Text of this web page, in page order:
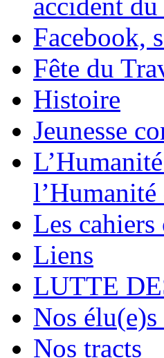
Facebook,
Fête du
Histoire
Jeunesse
l’Humanité
Les
Liens
LUTTE
Nos
Nos tracts